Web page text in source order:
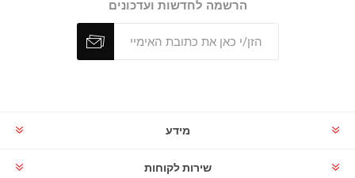
הרשמה לחדשות ועדכונים
מידע
שירות לקוחות